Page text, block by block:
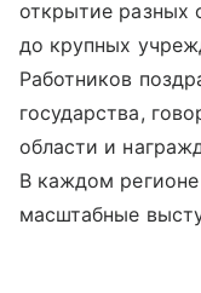
открытие разных
до крупных
Работников
государства,
области и
В каждом
масштабные